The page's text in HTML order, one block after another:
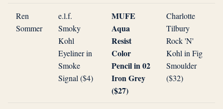
Ren
Sommer
e.l.f.
Smoky
Kohl
Eyeliner in
Smoke
Signal ($4)
MUFE
Aqua
Resist
Color
Pencil in 02
Iron Grey
($27)
Charlotte
Tilbury
Rock 'N'
Kohl in Fig
Smoulder
($32)